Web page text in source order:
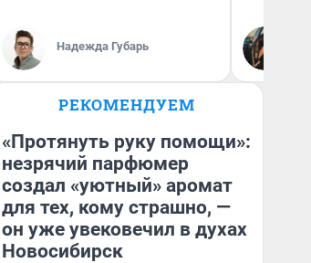
Надежда Губарь
РЕКОМЕНДУЕМ
«Протянуть руку помощи»:
незрячий парфюмер
создал «уютный» аромат
для тех, кому страшно, —
он уже увековечил в духах
Новосибирск